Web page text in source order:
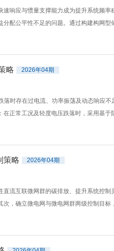
响应与惯量支撑能力成为提升系统频
配公平性不足的问题。通过构建构网型
略 2026年04期
时存在过电流、功率振荡及动态响应
正常工况及轻度电压跌落时，采用基于
策略 2026年04期
流互联微网群的碳排放、提升系统控
，确立微电网与微电网群两级控制目标